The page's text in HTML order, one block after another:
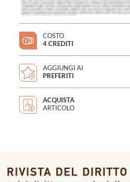
COSTO
4 CREDITI
AGGIUNGI AI
PREFERITI
ACQUISTA
ARTICOLO